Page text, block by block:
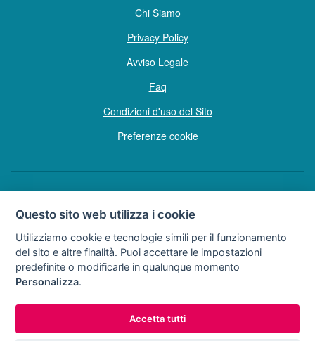
Chi Siamo
Privacy Policy
Avviso Legale
Faq
Condizioni d'uso del Sito
Preferenze cookie
Copyright © Tutti i diritti sono riservati
Soggetto sottoposto a direzione e coordinamento della F.lli Dionisi S.r.L.
unipersonale
via A. Costa n° 2 - 63822 P. S. Giorgio (FM)
R.E.A. FM-200734
Tel:0734.278024o0734.671500
Questo sito web utilizza i cookie
Utilizziamo cookie e tecnologie simili per il funzionamento
del sito e altre finalità. Puoi accettare le impostazioni
predefinite o modificarle in qualunque momento
Personalizza.
Accetta tutti